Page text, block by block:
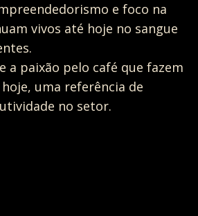
e foco na
vivos até hoje no sangue
a paixão pelo café que fazem
uma referência de
no setor.